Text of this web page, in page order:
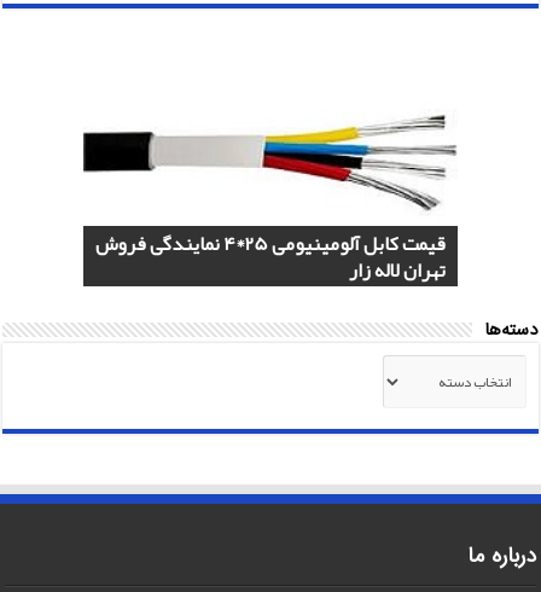
قیمت کابل آلومینیومی 25*4 نمایندگی فروش
تهران لاله زار
هادی آلومینیومی هوایی 50*1 AAC و AAAC
صادرات ماهان کابل
هادی هوایی آلومینیومی AAC و ACSR
صادرات به عراق + ماهان کابل امیر
کابل اردستان 2.5*3 لاستیکی نسوز لیست
قیمت روز
کابل 1.5*2 لاستیکی اردستان مرکز خرید
دسته‌ها
درباره ما